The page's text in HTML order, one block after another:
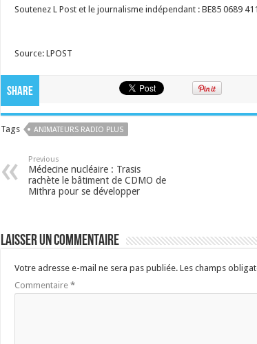
Soutenez L Post et le journalisme indépendant : BE85 0689
Source: LPOST
Share
Tags ANIMATEURS RADIO PLUS
Previous
Médecine nucléaire : Trasis
rachète le bâtiment de CDMO de
Mithra pour se développer
Laisser un commentaire
Votre adresse e-mail ne sera pas publiée. Les champs
Commentaire *